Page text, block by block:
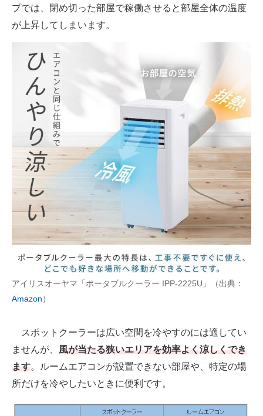
プでは、閉め切った部屋で稼働させると部屋全体の温度
が上昇してしまいます。
アイリスオーヤマ「ポータブルクーラー IPP-2225U」（出典：
Amazon）
スポットクーラーは広い空間を冷やすのには適してい
ませんが、 風が当たる狭いエリアを効率よく涼しくでき
ます。ルームエアコンが設置できない部屋や、特定の場
所だけを冷やしたいときに便利です。